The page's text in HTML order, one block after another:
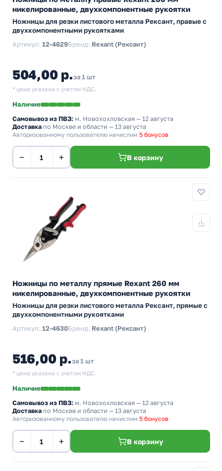
никелированные, двухкомпонентные рукоятки
Ножницы для резки листового металла Рексант, правые с
двухкомпонентными рукоятками
Артикул: 12-4629Бренд: Rexant (Рексант)
504,00 р.за 1 шт
* цена указана с учетом НДС.
Наличие
Самовывоз из ПВЗ: м. Новохохловская — 12 августа
Доставка по Москве и области — 13 августа
Авторизованному пользователю начислим 5 бонусов
− + В корзину
Ножницы по металлу прямые Rexant 260 мм
никелированные, двухкомпонентные рукоятки
Ножницы для резки листового металла Рексант, прямые с
двухкомпонентными рукоятками
Артикул: 12-4630Бренд: Rexant (Рексант)
516,00 р.за 1 шт
* цена указана с учетом НДС.
Наличие
Самовывоз из ПВЗ: м. Новохохловская — 12 августа
Доставка по Москве и области — 13 августа
Авторизованному пользователю начислим 5 бонусов
− + В корзину